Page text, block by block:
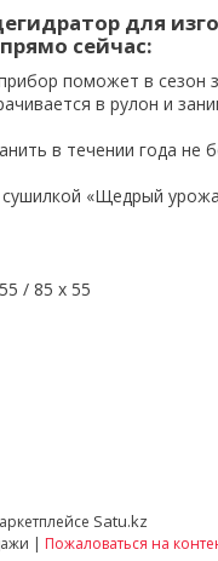
для
сейчас:
поможет в сезон
в рулон и
в течении года не
«Щедрый
/ 85 х 55
Satu.kz
TotalSale – 365 дней распродажи | Пожаловаться на